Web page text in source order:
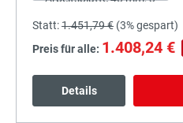
Statt:1.451,79 € (3%gespart)
Preis für alle: 1.408,24 €
Details